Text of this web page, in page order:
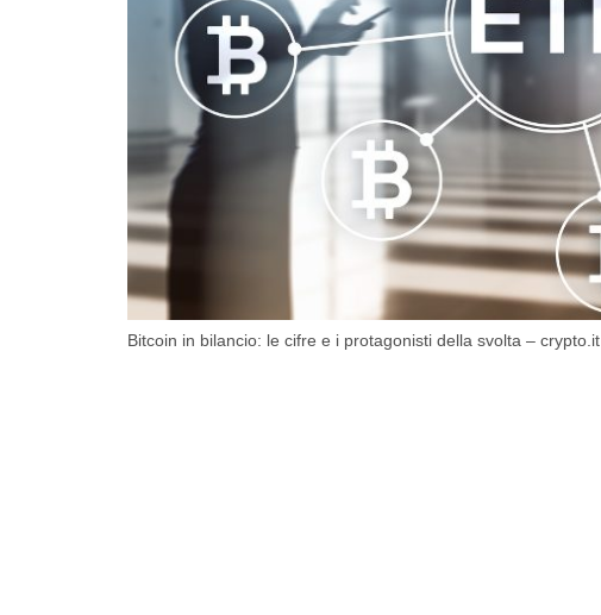
Bitcoin in bilancio: le cifre e i protagonisti della svolta – crypto.it